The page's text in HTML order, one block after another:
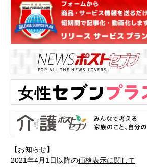
【お知らせ】
2021年4月1日以降の価格表示に関して